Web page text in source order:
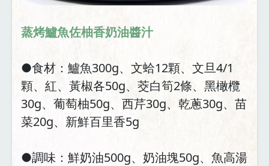
蒸烤鱸魚佐柚香奶油醬汁
●食材：鱸魚300g、文蛤12顆、文旦4/1
顆、紅、黃椒各50g、茭白筍2條、黑橄欖
30g、葡萄柚50g、西芹30g、乾蔥30g、苗
菜20g、新鮮百里香5g
●調味：鮮奶油500g、奶油塊50g、魚高湯